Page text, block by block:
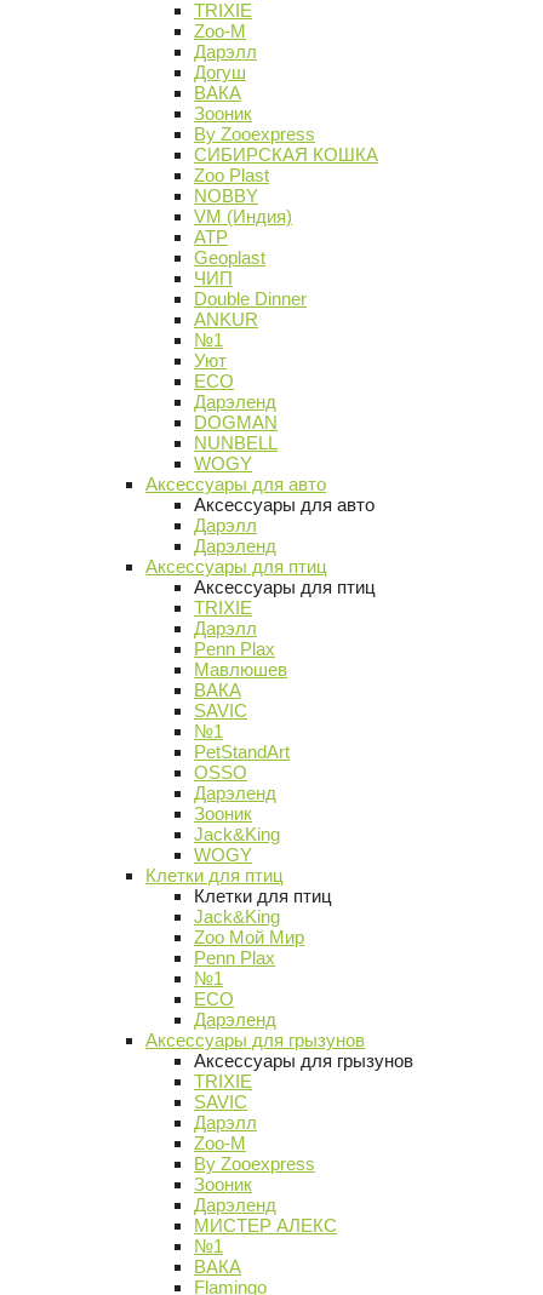
TRIXIE
Zoo-M
Дарэлл
Догуш
ВАКА
Зооник
By Zooexpress
СИБИРСКАЯ КОШКА
Zoo Plast
NOBBY
VM (Индия)
АТР
Geoplast
ЧИП
Double Dinner
ANKUR
№1
Уют
ECO
Дарэленд
DOGMAN
NUNBELL
WOGY
Аксессуары для авто
Аксессуары для авто
Дарэлл
Дарэленд
Аксессуары для птиц
Аксессуары для птиц
TRIXIE
Дарэлл
Penn Plax
Мавлюшев
ВАКА
SAVIC
№1
PetStandArt
OSSO
Дарэленд
Зооник
Jack&King
WOGY
Клетки для птиц
Клетки для птиц
Jack&King
Zoo Мой Мир
Penn Plax
№1
ECO
Дарэленд
Аксессуары для грызунов
Аксессуары для грызунов
TRIXIE
SAVIC
Дарэлл
Zoo-M
By Zooexpress
Зооник
Дарэленд
МИСТЕР АЛЕКС
№1
ВАКА
Flamingo